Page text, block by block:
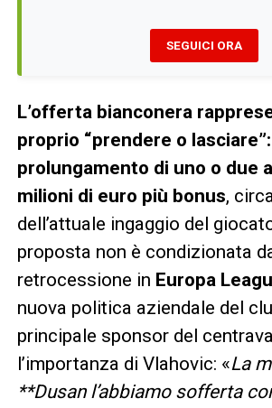
SEGUICI ORA
L’offerta bianconera
proprio “prendere o
prolungamento di uno o due
milioni di euro più bonus,
dell’attuale ingaggio del
proposta non è condizionata
retrocessione in Europa
nuova politica aziendale del
principale sponsor del
l’importanza di Vlahovic: «La
**Dusan l’abbiamo sofferta